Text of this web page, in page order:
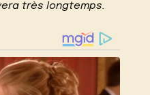
très longtemps.